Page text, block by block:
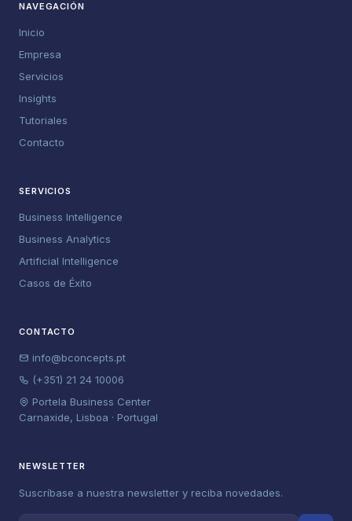
NAVEGACIÓN
Inicio
Empresa
Servicios
Insights
Tutoriales
Contacto
SERVICIOS
Business Intelligence
Business Analytics
Artificial Intelligence
Casos de Éxito
CONTACTO
info@bconcepts.pt
(+351) 21 24 10006
Portela Business Center
Carnaxide, Lisboa · Portugal
NEWSLETTER
Suscríbase a nuestra newsletter y reciba novedades.